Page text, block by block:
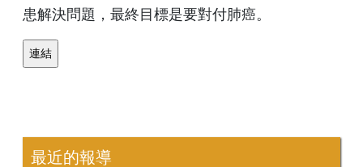
患解決問題，最終目標是要對付肺癌。
最近的報導